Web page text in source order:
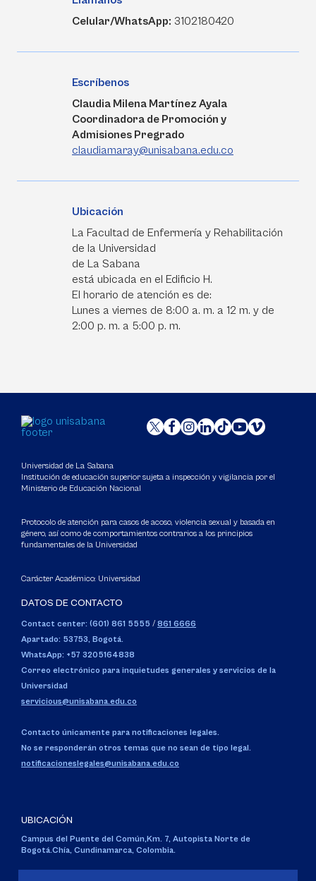
Celular/WhatsApp: 3102180420
Escríbenos
Claudia Milena Martínez Ayala
Coordinadora de Promoción y
Admisiones Pregrado
claudiamaray@unisabana.edu.co
Ubicación
La Facultad de Enfermería y Rehabilitación
de la Universidad
de La Sabana
está ubicada en el Edificio H.
El horario de atención es de:
Lunes a viernes de 8:00 a. m. a 12 m. y de
2:00 p. m. a 5:00 p. m.
Universidad de La Sabana
Institución de educación superior sujeta a inspección y vigilancia por el
Ministerio de Educación Nacional
Protocolo de atención para casos de acoso, violencia sexual y basada en
género, así como de comportamientos contrarios a los principios
fundamentales de la Universidad
Carácter Académico: Universidad
DATOS DE CONTACTO
Contact center: (601) 861 5555 / 861 6666
Apartado: 53753, Bogotá.
WhatsApp: +57 3205164838
Correo electrónico para inquietudes generales y servicios de la
Universidad
servicious@unisabana.edu.co
Contacto únicamente para notificaciones legales.
No se responderán otros temas que no sean de tipo legal.
notificacioneslegales@unisabana.edu.co
UBICACIÓN
Campus del Puente del Común,Km. 7, Autopista Norte de
Bogotá.Chía, Cundinamarca, Colombia.